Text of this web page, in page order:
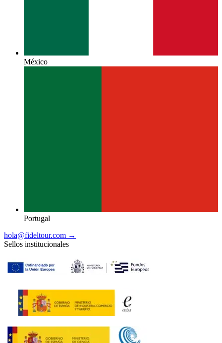
México
Portugal
hola@fideltour.com →
Sellos institucionales